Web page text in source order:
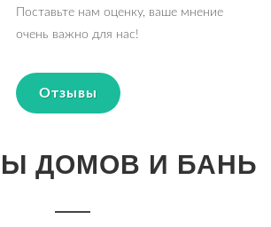
Поставьте нам оценку, ваше мнение
очень важно для нас!
Отзывы
ДОМОВ И БАНЬ